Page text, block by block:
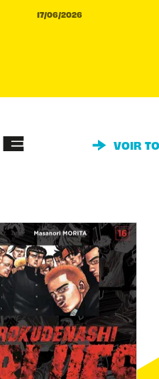
17/06/2026
VOIR